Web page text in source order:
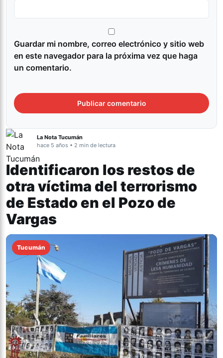
Guardar mi nombre, correo electrónico y sitio web
en este navegador para la próxima vez que haga
un comentario.
La Nota Tucumán
hace 5 años • 2 min de lectura
Identificaron los restos de
otra víctima del terrorismo
de Estado en el Pozo de
Vargas
Tucumán